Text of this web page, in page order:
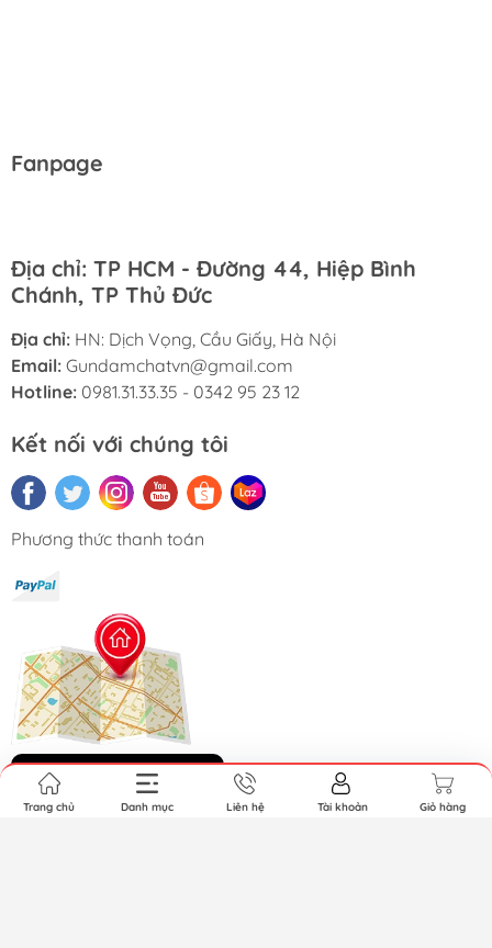
Fanpage
Địa chỉ: TP HCM - Đường 44, Hiệp Bình
Chánh, TP Thủ Đức
Địa chỉ: HN: Dịch Vọng, Cầu Giấy, Hà Nội
Email: Gundamchatvn@gmail.com
Hotline: 0981.31.33.35 - 0342 95 23 12
Kết nối với chúng tôi
Phương thức thanh toán
Hệ thống cửa hàng
Trang chủ Danh mục Liên hệ Tài khoản Giỏ hàng